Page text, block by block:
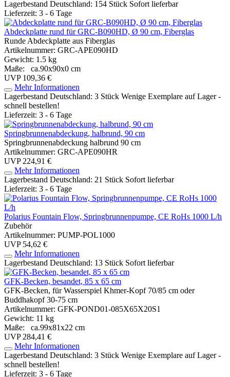
Lagerbestand Deutschland: 154 Stück Sofort lieferbar
Lieferzeit: 3 - 6 Tage
Abdeckplatte rund für GRC-B090HD, Ø 90 cm, Fiberglas
Runde Abdeckplatte aus Fiberglas
Artikelnummer: GRC-APE090HD
Gewicht: 1.5 kg
Maße: ca.90x90x0 cm
UVP 109,36 €
Mehr Informationen
Lagerbestand Deutschland: 3 Stück Wenige Exemplare auf Lager -
schnell bestellen!
Lieferzeit: 3 - 6 Tage
Springbrunnenabdeckung, halbrund, 90 cm
Springbrunnenabdeckung halbrund 90 cm
Artikelnummer: GRC-APE090HR
UVP 224,91 €
Mehr Informationen
Lagerbestand Deutschland: 21 Stück Sofort lieferbar
Lieferzeit: 3 - 6 Tage
Polarius Fountain Flow, Springbrunnenpumpe, CE RoHs 1000 L/h
Zubehör
Artikelnummer: PUMP-POL1000
UVP 54,62 €
Mehr Informationen
Lagerbestand Deutschland: 13 Stück Sofort lieferbar
GFK-Becken, besandet, 85 x 65 cm
GFK-Becken, für Wasserspiel Khmer-Kopf 70/85 cm oder
Buddhakopf 30-75 cm
Artikelnummer: GFK-POND01-085X65X20S1
Gewicht: 11 kg
Maße: ca.99x81x22 cm
UVP 284,41 €
Mehr Informationen
Lagerbestand Deutschland: 3 Stück Wenige Exemplare auf Lager -
schnell bestellen!
Lieferzeit: 3 - 6 Tage